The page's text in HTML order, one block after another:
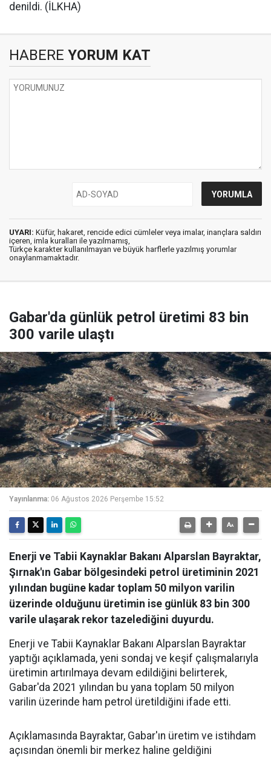
denildi. (İLKHA)
HABERE YORUM KAT
UYARI: Küfür, hakaret, rencide edici cümleler veya imalar, inançlara saldırı
içeren, imla kuralları ile yazılmamış,
Türkçe karakter kullanılmayan ve büyük harflerle yazılmış yorumlar
onaylanmamaktadır.
Gabar'da günlük petrol üretimi 83 bin
300 varile ulaştı
Yayınlanma: 06 Ağustos 2026 Perşembe 15:52
Enerji ve Tabii Kaynaklar Bakanı Alparslan Bayraktar,
Şırnak'ın Gabar bölgesindeki petrol üretiminin 2021
yılından bugüne kadar toplam 50 milyon varilin
üzerinde olduğunu üretimin ise günlük 83 bin 300
varile ulaşarak rekor tazelediğini duyurdu.
Enerji ve Tabii Kaynaklar Bakanı Alparslan Bayraktar
yaptığı açıklamada, yeni sondaj ve keşif çalışmalarıyla
üretimin artırılmaya devam edildiğini belirterek,
Gabar'da 2021 yılından bu yana toplam 50 milyon
varilin üzerinde ham petrol üretildiğini ifade etti.
Açıklamasında Bayraktar, Gabar'ın üretim ve istihdam
açısından önemli bir merkez haline geldiğini